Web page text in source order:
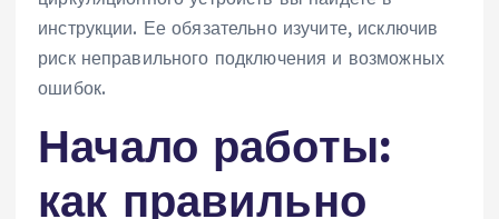
инструкции. Ее обязательно изучите, исключив
риск неправильного подключения и возможных
ошибок.
Начало работы:
как правильно